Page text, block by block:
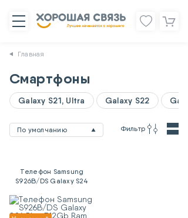
Главная
Смартфоны
Galaxy S21, Ultra Galaxy S22
По умолчанию Фильтр
Телефон Samsung
S926B/DS Galaxy S24
Onyx Black